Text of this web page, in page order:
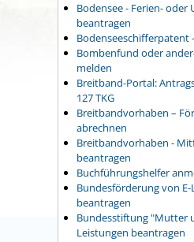
Bodensee - Ferien-
beantragen
Bodenseeschifferpatent
Bombenfund oder
melden
Breitband-Portal:
127 TKG
Breitbandvorhaben –
abrechnen
Breitbandvorhaben -
beantragen
Buchführungshelfer
Bundesförderung von
beantragen
Bundesstiftung "Mutter
Leistungen beantragen